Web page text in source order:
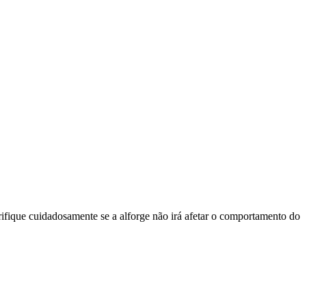
cuidadosamente se a alforge não irá afetar o comportamento do